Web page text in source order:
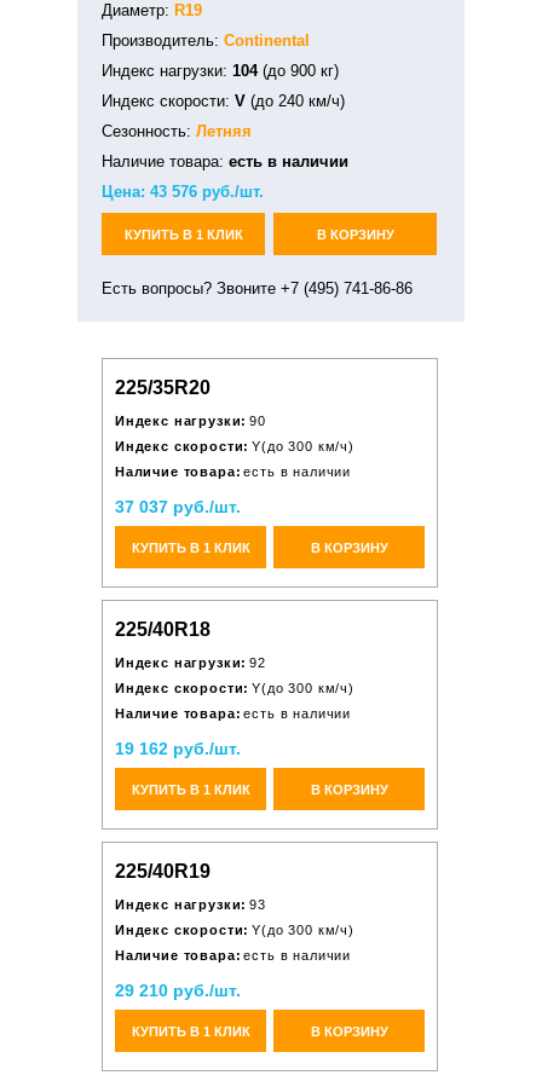
Диаметр: R19
Производитель: Continental
Индекс нагрузки: 104(до 900 кг)
Индекс скорости: V (до 240 км/ч)
Сезонность: Летняя
Наличие товара: есть в наличии
Цена: 43 576 руб./шт.
КУПИТЬ В 1 КЛИК В КОРЗИНУ
Есть вопросы? Звоните +7 (495) 741-86-86
225/35R20
Индекс нагрузки: 90
Индекс скорости: Y(до 300 км/ч)
Наличие товара: есть в наличии
37 037 руб./шт.
КУПИТЬ В 1 КЛИК В КОРЗИНУ
225/40R18
Индекс нагрузки: 92
Индекс скорости: Y(до 300 км/ч)
Наличие товара: есть в наличии
19 162 руб./шт.
КУПИТЬ В 1 КЛИК В КОРЗИНУ
225/40R19
Индекс нагрузки: 93
Индекс скорости: Y(до 300 км/ч)
Наличие товара: есть в наличии
29 210 руб./шт.
КУПИТЬ В 1 КЛИК В КОРЗИНУ